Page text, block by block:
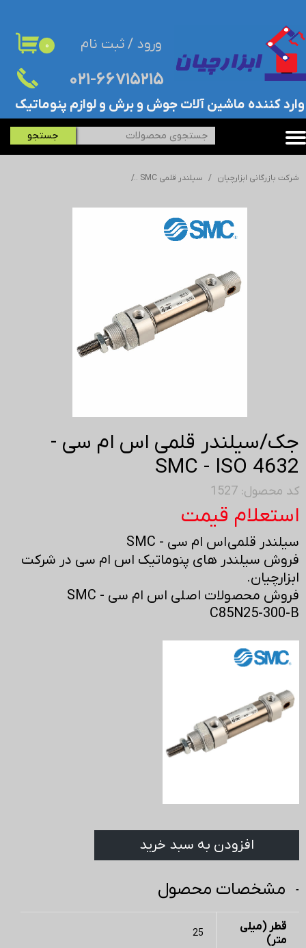
۰۲۱-۶۶۷۱۵۲۱۵​​​​​​​
جستجو
۰
​وارد کننده ماشین آلات جوش و برش و لوازم پنوماتیک
ورود / ثبت نام
حساب کاربری من
تغییر گذر واژه
خروج از حساب کاربری
شرکت بازرگانی ابزارچیان سیلندر قلمی SMC
جک/سیلندر قلمی اس ام سی -
SMC - ISO 4632
کد محصول: 1527
استعلام قیمت
سیلندر قلمی اس ام سی - SMC
فروش سیلندر های پنوماتیک اس ام سی در شرکت
ابزارچیان.
فروش محصولات اصلی اس ام سی - SMC
C85N25-300-B
افزودن به سبد خرید
مشخصات محصول
قطر (میلی
متر)
25